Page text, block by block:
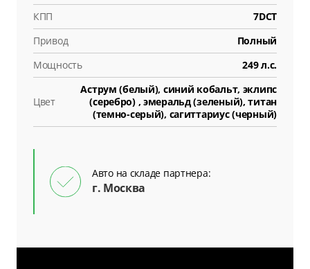
КПП
7DCT
Привод
Полный
Мощность
249 л.с.
Цвет
Аструм (белый), синий кобальт, эклипс
(серебро) , эмеральд (зеленый), титан
(темно-серый), сагиттариус (черный)
Авто на складе партнера:
г. Москва